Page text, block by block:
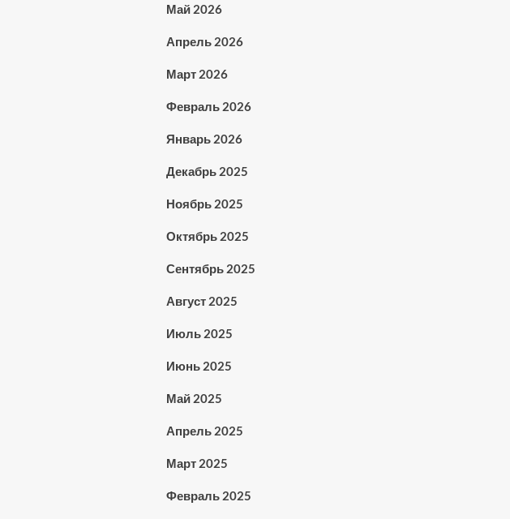
Май 2026
Апрель 2026
Март 2026
Февраль 2026
Январь 2026
Декабрь 2025
Ноябрь 2025
Октябрь 2025
Сентябрь 2025
Август 2025
Июль 2025
Июнь 2025
Май 2025
Апрель 2025
Март 2025
Февраль 2025